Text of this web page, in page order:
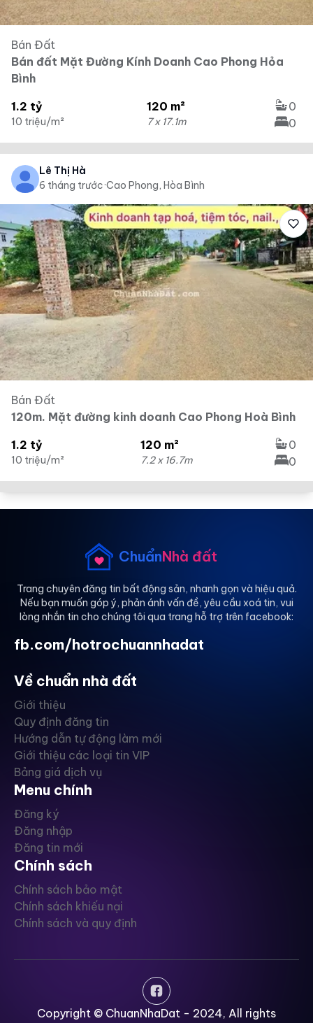
Bán Đất
Bán đất Mặt Đường Kính Doanh Cao Phong Hỏa
Bình
1.2 tỷ
10 triệu/m²
120 m²
7 x 17.1m
0
0
Lê Thị Hà
6 tháng trước·Cao Phong, Hòa Bình
Bán Đất
120m. Mặt đường kinh doanh Cao Phong Hoà Bình
1.2 tỷ
10 triệu/m²
120 m²
7.2 x 16.7m
0
0
ChuẩnNhà đất
Trang chuyên đăng tin bất động sản, nhanh gọn và hiệu quả.
Nếu bạn muốn góp ý, phản ánh vấn đề, yêu cầu xoá tin, vui
lòng nhắn tin cho chúng tôi qua trang hỗ trợ trên facebook:
fb.com/hotrochuannhadat
Về chuẩn nhà đất
Giới thiệu
Quy định đăng tin
Hướng dẫn tự động làm mới
Giới thiệu các loại tin VIP
Bảng giá dịch vụ
Menu chính
Đăng ký
Đăng nhập
Đăng tin mới
Chính sách
Chính sách bảo mật
Chính sách khiếu nại
Chính sách và quy định
Copyright © ChuanNhaDat - 2024, All rights